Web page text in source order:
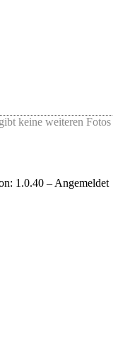
keine weiteren Fotos
1.0.40 – Angemeldet